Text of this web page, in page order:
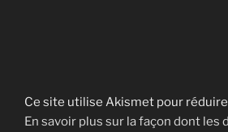
Ce site utilise Akismet pour
En savoir plus sur la façon dont les